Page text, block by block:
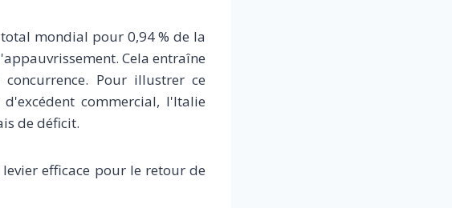
mondial pour 0,94 % de la
Cela entraîne
Pour illustrer ce
commercial, l'Italie
de déficit.
efficace pour le retour de